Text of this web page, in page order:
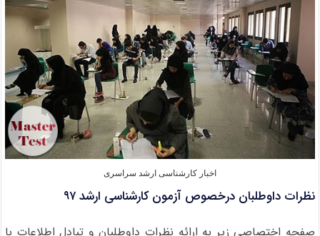
دانشگاه
علامه
طباطبایی
اخبار کارشناسی ارشد سراسری
نظرات داوطلبان درخصوص آزمون کارشناسی ارشد ۹۷
صفحه اختصاصی زیر به ارائه نظرات داوطلبان و تبادل اطلاعات با